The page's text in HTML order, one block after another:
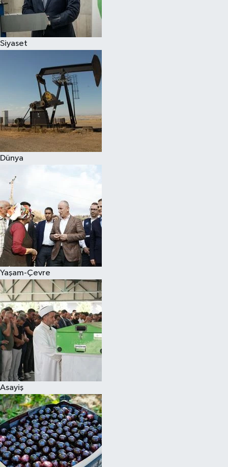
Siyaset
Dünya
Yaşam-Çevre
Asayiş
Spor
Çocuk
Eğitim
Hava Durumu
Kadın
Kültür Sanat
Sağlık
Siyaset
Teknoloji
Televizyon
Yaşam-Çevre